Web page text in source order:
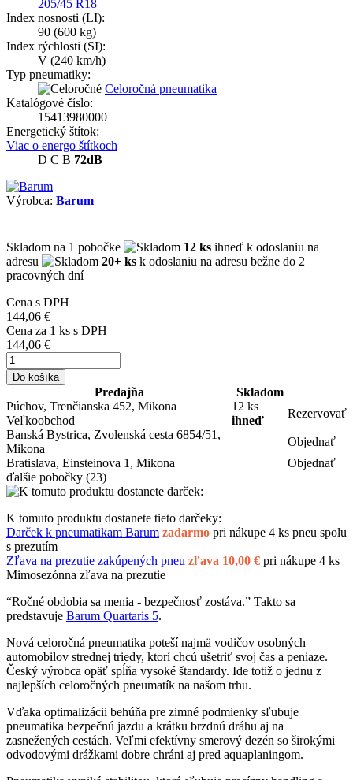
205/45 R18
Index nosnosti (LI):
90 (600 kg)
Index rýchlosti (SI):
V (240 km/h)
Typ pneumatiky:
Celoročná pneumatika
Katalógové číslo:
15413980000
Energetický štítok:
Viac o energo štítkoch
D C B 72dB
Výrobca: Barum
Skladom na 1 pobočke 12 ks ihneď k odoslaniu na
adresu
20+ ks k odoslaniu na adresu bežne do 2
pracovných dní
Cena s DPH
144,06 €
Cena za 1 ks s DPH
144,06 €
Do košíka
Predajňa
Skladom
Púchov, Trenčianska 452, Mikona
Veľkoobchod
12 ks
ihneď
Rezervovať
Banská Bystrica, Zvolenská cesta 6854/51,
Mikona
Objednať
Bratislava, Einsteinova 1, Mikona
Objednať
ďalšie pobočky (23)
K tomuto produktu dostanete tieto darčeky:
Darček k pneumatikam Barum zadarmo pri nákupe 4 ks pneu spolu
s prezutím
Zľava na prezutie zakúpených pneu zľava 10,00 € pri nákupe 4 ks
Mimosezónna zľava na prezutie
“Ročné obdobia sa menia - bezpečnosť zostáva.” Takto sa
predstavuje Barum Quartaris 5.
Nová celoročná pneumatika poteší najmä vodičov osobných
automobilov strednej triedy, ktorí chcú ušetriť svoj čas a peniaze.
Český výrobca opäť spĺňa vysoké štandardy. Ide totiž o jednu z
najlepších celoročných pneumatík na našom trhu.
Vďaka optimalizácii behúňa pre zimné podmienky sľubuje
pneumatika bezpečnú jazdu a krátku brzdnú dráhu aj na
zasnežených cestách. Veľmi efektívny smerový dezén so širokými
odvodovými drážkami dobre chráni aj pred aquaplaningom.